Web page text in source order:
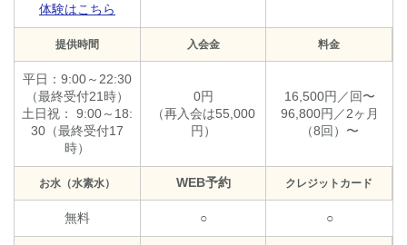
体験はこちら
提供時間 入会金 料金
平日：9:00～22:30
（最終受付21時）
土日祝： 9:00～18:
30（最終受付17
時）
0円
（再入会は55,000
円）
16,500円／回〜
96,800円／2ヶ月
（8回）〜
お水（水素水） WEB予約 クレジットカード
無料 ○ ○